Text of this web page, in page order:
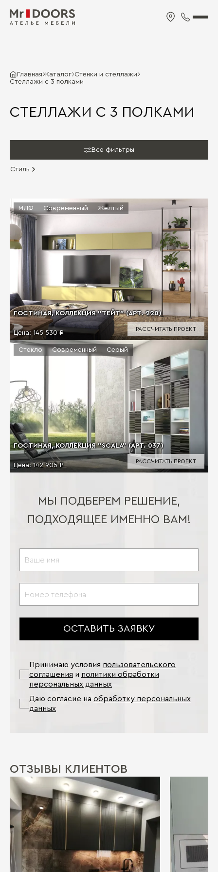
Главная Каталог Стенки и стеллажи
Стеллажи с 3 полками
СТЕЛЛАЖИ С 3 ПОЛКАМИ
Все фильтры
Стиль
ГОСТИНАЯ, КОЛЛЕКЦИЯ "ТЕЙТ" (АРТ. 220)
Цена: 145 530 ₽
МДФ Современный Желтый
РАССЧИТАТЬ ПРОЕКТ
ГОСТИНАЯ, КОЛЛЕКЦИЯ "SCALA" (АРТ. 037)
Цена:142 905 ₽
Стекло Современный Серый
РАССЧИТАТЬ ПРОЕКТ
МЫ ПОДБЕРЕМ РЕШЕНИЕ,
ПОДХОДЯЩЕЕ ИМЕННО ВАМ!
ОСТАВИТЬ ЗАЯВКУ
Принимаю условия пользовательского
соглашения и политики обработки
персональных данных
Даю согласие на обработку персональных
данных
ОТЗЫВЫ КЛИЕНТОВ